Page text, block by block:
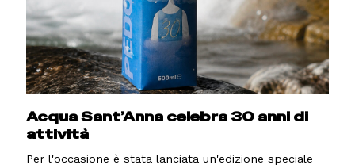
Acqua Sant’Anna celebra 30 anni di
attività
Per l'occasione è stata lanciata un'edizione speciale